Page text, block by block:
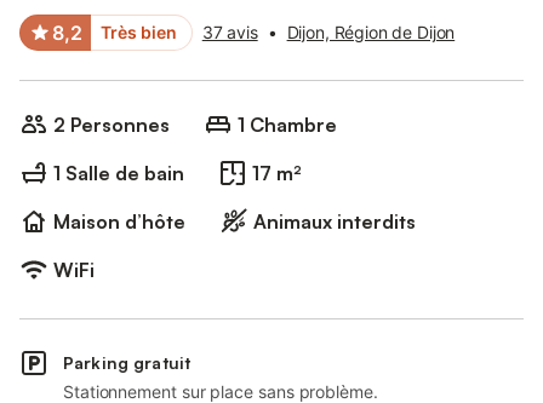
8,2 Très bien 37 avis • Dijon, Région de Dijon
2 Personnes
1 Chambre
1 Salle de bain
17 m²
Maison d’hôte
Animaux interdits
WiFi
Parking gratuit
Stationnement sur place sans problème.